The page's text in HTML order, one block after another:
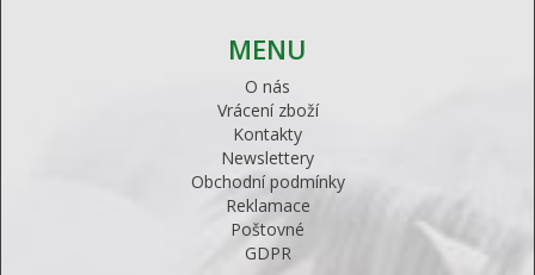
MENU
O nás
Vrácení zboží
Kontakty
Newslettery
Obchodní podmínky
Reklamace
Poštovné
GDPR